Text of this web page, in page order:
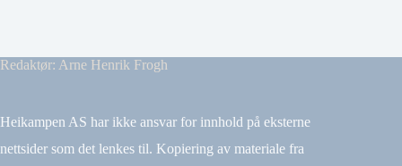
Redaktør: Arne Henrik Frogh
Heikampen AS har ikke ansvar for innhold på eksterne
nettsider som det lenkes til. Kopiering av materiale fra